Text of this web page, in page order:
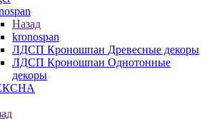
Назад
kronospan
ЛДСП Кроношпан Древесные декоры
ЛДСП Кроношпан Однотонные
декоры